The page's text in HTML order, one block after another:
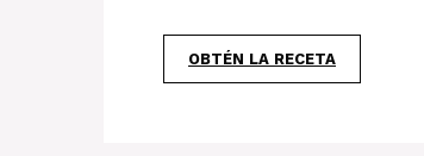
OBTÉN LA RECETA